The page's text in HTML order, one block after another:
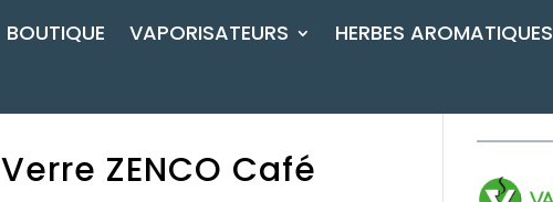
BOUTIQUE VAPORISATEURS HERBES AROMATIQUES
Verre ZENCO Café